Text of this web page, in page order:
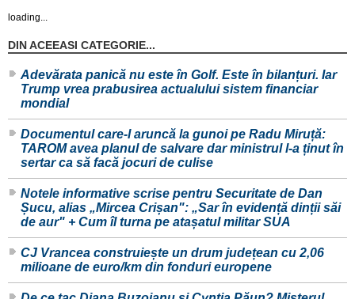
loading...
DIN ACEEASI CATEGORIE...
Adevărata panică nu este în Golf. Este în bilanțuri. Iar
Trump vrea prabusirea actualului sistem financiar
mondial
Documentul care-l aruncă la gunoi pe Radu Miruță:
TAROM avea planul de salvare dar ministrul l-a ținut în
sertar ca să facă jocuri de culise
Notele informative scrise pentru Securitate de Dan
Șucu, alias „Mircea Crișan": „Sar în evidență dinții săi
de aur" + Cum îl turna pe atașatul militar SUA
CJ Vrancea construiește un drum județean cu 2,06
milioane de euro/km din fonduri europene